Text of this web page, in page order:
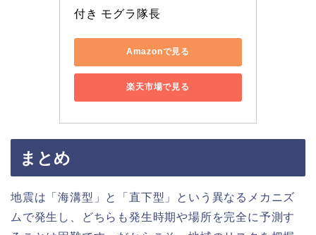
付き モグラ隊長
Amazonで見る
楽天市場で見る
まとめ
地震は「海溝型」と「直下型」という異なるメカニズ
ムで発生し、どちらも発生時期や場所を完全に予測す